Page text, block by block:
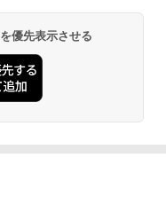
優先表示させる